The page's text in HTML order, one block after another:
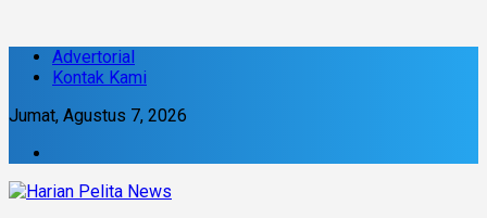
Advertorial
Kontak Kami
Jumat, Agustus 7, 2026